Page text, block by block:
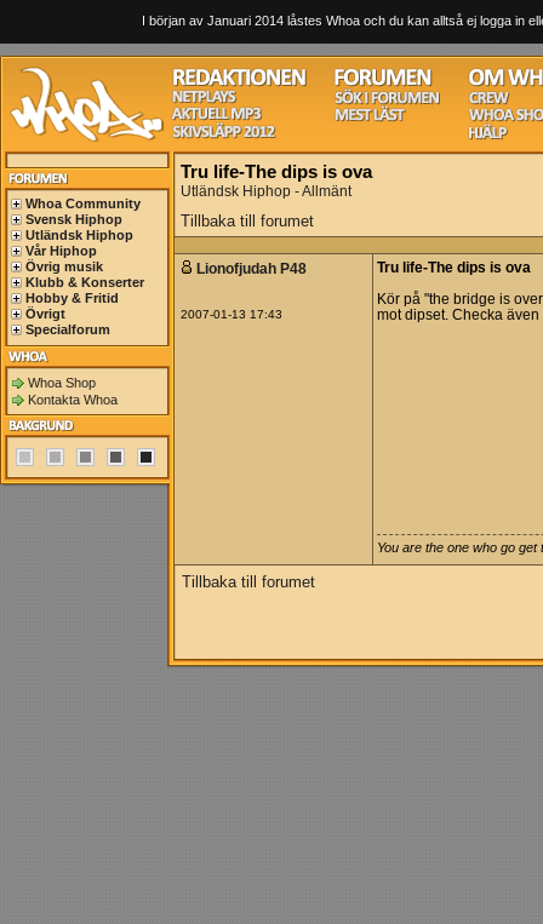
I början av Januari 2014 låstes Whoa och du kan alltså ej logga in
Whoa Community
Svensk Hiphop
Utländsk Hiphop
Vår Hiphop
Övrig musik
Klubb & Konserter
Hobby & Fritid
Övrigt
Specialforum
Whoa Shop
Kontakta Whoa
Tru life-The dips is ova
Utländsk Hiphop - Allmänt
Tillbaka till forumet
Lionofjudah P48
2007-01-13 17:43
Tru life-The dips is ova
Kör på "the bridge is
mot dipset. Checka
You are the one who go
Tillbaka till forumet